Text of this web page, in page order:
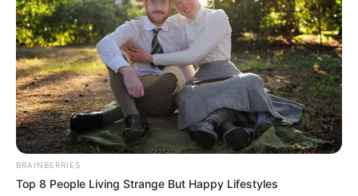
BRAINBERRIES
Top 8 People Living Strange But Happy Lifestyles